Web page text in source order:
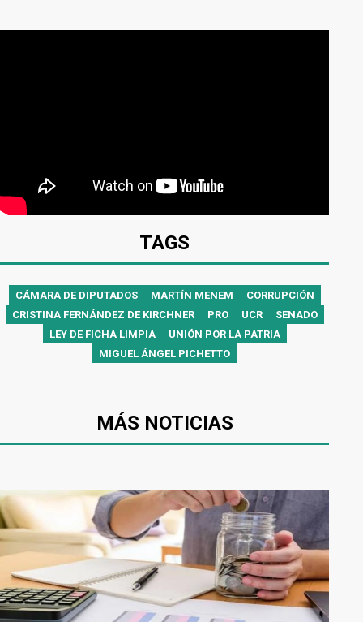
TAGS
CÁMARA DE DIPUTADOS MARTÍN MENEM
CORRUPCIÓN
CRISTINA FERNÁNDEZ DE KIRCHNER
PRO UCR
SENADO
LEY DE FICHA LIMPIA
UNIÓN POR LA PATRIA
MIGUEL ÁNGEL PICHETTO
MÁS NOTICIAS